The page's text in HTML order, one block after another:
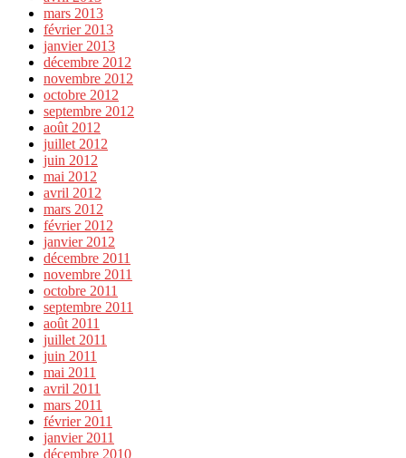
mars 2013
février 2013
janvier 2013
décembre 2012
novembre 2012
octobre 2012
septembre 2012
août 2012
juillet 2012
juin 2012
mai 2012
avril 2012
mars 2012
février 2012
janvier 2012
décembre 2011
novembre 2011
octobre 2011
septembre 2011
août 2011
juillet 2011
juin 2011
mai 2011
avril 2011
mars 2011
février 2011
janvier 2011
décembre 2010